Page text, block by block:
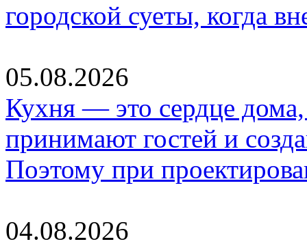
городской суеты, когда
05.08.2026
Кухня — это сердце дома,
принимают гостей и
Поэтому при
04.08.2026